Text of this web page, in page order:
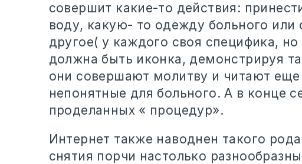
совершит какие-то действия:
воду, какую- то одежду больного
другое( у каждого своя специфика,
должна быть иконка, демонстрируя
они совершают молитву и читают еще
непонятные для больного. А в конце
проделанных « процедур».
Интернет также наводнен такого
снятия порчи настолько